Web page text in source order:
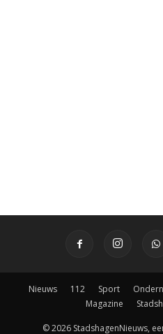
Nieuws 112 Sport
Magazine
© 2026 StadshagenNieuws,